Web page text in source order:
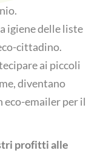
igiene delle liste
cittadino.
ai piccoli
diventano
eco-emailer per il
profitti alle